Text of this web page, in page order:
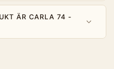
ÄR CARLA 74 -